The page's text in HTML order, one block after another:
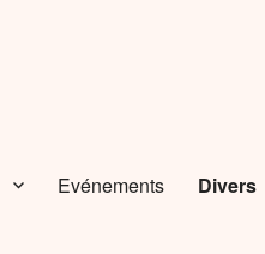
Evénements Divers